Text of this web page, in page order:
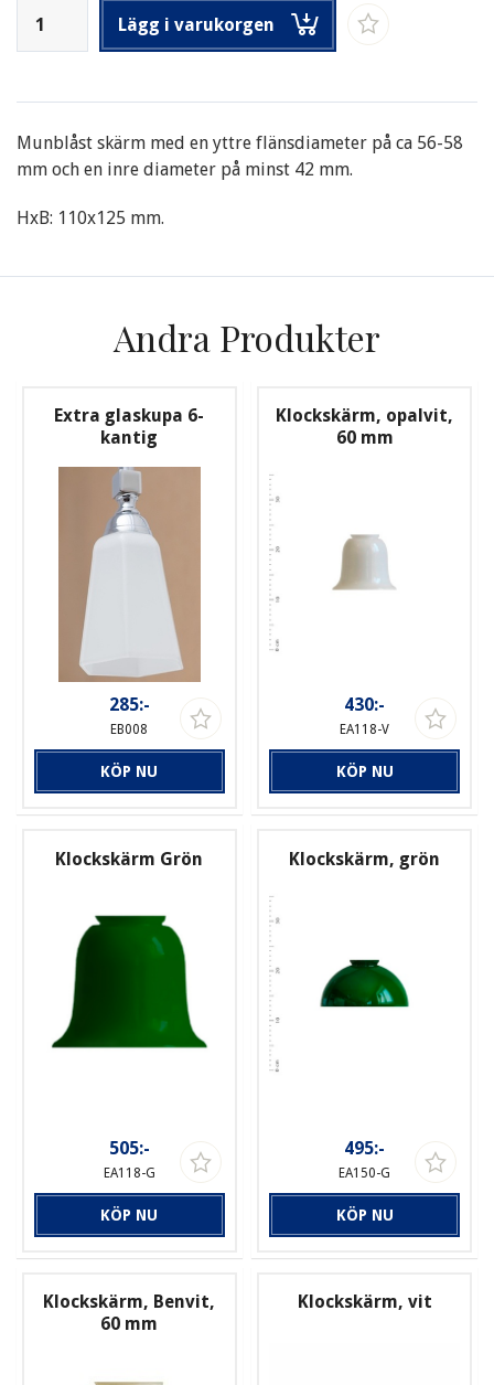
Lägg i varukorgen
Munblåst skärm med en yttre flänsdiameter på ca 56-58
mm och en inre diameter på minst 42 mm.
HxB: 110x125 mm.
Andra Produkter
Extra glaskupa 6-
kantig
285:-
EB008
KÖP NU
Klockskärm, opalvit,
60 mm
430:-
EA118-V
KÖP NU
Klockskärm Grön
505:-
EA118-G
KÖP NU
Klockskärm, grön
495:-
EA150-G
KÖP NU
Klockskärm, Benvit,
60 mm
Klockskärm, vit